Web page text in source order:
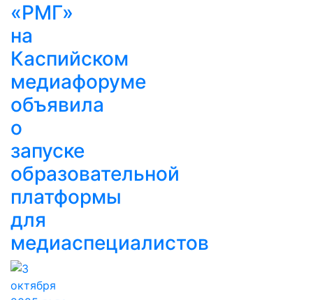
«РМГ»
на
Каспийском
медиафоруме
объявила
о
запуске
образовательной
платформы
для
медиаспециалистов